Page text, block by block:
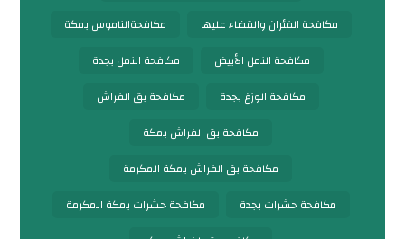
مكافحة الفئران والقضاء عليها
مكافحةالناموس بمكة
مكافحة النمل الأبيض
مكافحة النمل بجدة
مكافحة الوزغ بجدة
مكافحة بق الفراش
مكافحة بق الفراش بمكة
مكافحة بق الفراش بمكة المكرمة
مكافحة حشرات بجدة
مكافحة حشرات بمكة المكرمة